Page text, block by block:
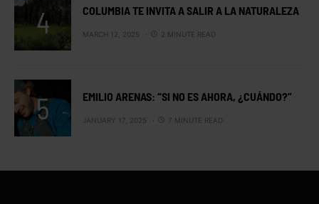
COLUMBIA TE INVITA A SALIR A LA NATURALEZA
MARCH 12, 2025 2 MINUTE READ
EMILIO ARENAS: “SI NO ES AHORA, ¿CUÁNDO?”
JANUARY 17, 2025 7 MINUTE READ